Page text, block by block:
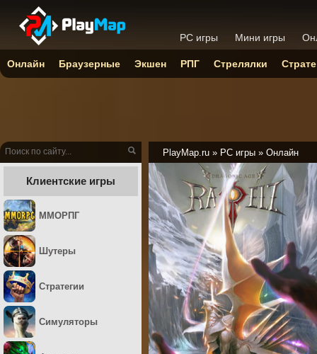
PlayMap.ru » PC игры » Онлайн
Клиентские игры
ММОРПГ
Шутеры
Стратегии
Симуляторы
PC игры Мини игры
Онлайн Браузерные Экшен РПГ Стрелялки